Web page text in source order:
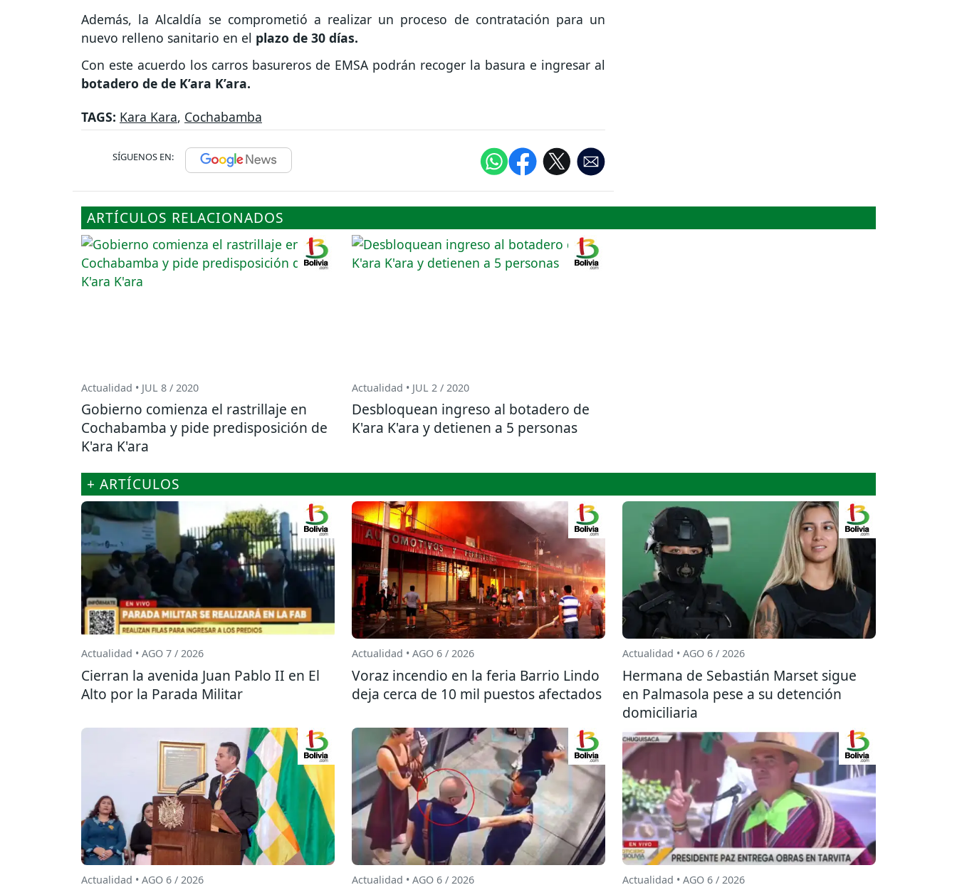
Además, la Alcaldía se comprometió a realizar un proceso de contratación para un
nuevo relleno sanitario en el plazo de 30 días.
Con este acuerdo los carros basureros de EMSA podrán recoger la basura e ingresar al
botadero de de K’ara K’ara.
TAGS: Kara Kara, Cochabamba
SÍGUENOS EN:
ARTÍCULOS RELACIONADOS
Actualidad • JUL 8 / 2020
Gobierno comienza el rastrillaje en
Cochabamba y pide predisposición de
K'ara K'ara
Actualidad • JUL 2 / 2020
Desbloquean ingreso al botadero de
K'ara K'ara y detienen a 5 personas
+ ARTÍCULOS
Actualidad • AGO 7 / 2026
Cierran la avenida Juan Pablo II en El
Alto por la Parada Militar
Actualidad • AGO 6 / 2026
Voraz incendio en la feria Barrio Lindo
deja cerca de 10 mil puestos afectados
Actualidad • AGO 6 / 2026
Hermana de Sebastián Marset sigue
en Palmasola pese a su detención
domiciliaria
Actualidad • AGO 6 / 2026 Actualidad • AGO 6 / 2026 Actualidad • AGO 6 / 2026